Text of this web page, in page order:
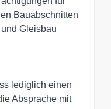
Bauabschnitten
Gleisbau
lediglich einen
Absprache mit